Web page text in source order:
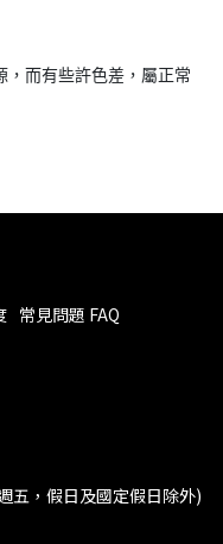
而有些許色差，屬正常
常見問題 FAQ
五，假日及國定假日除外)